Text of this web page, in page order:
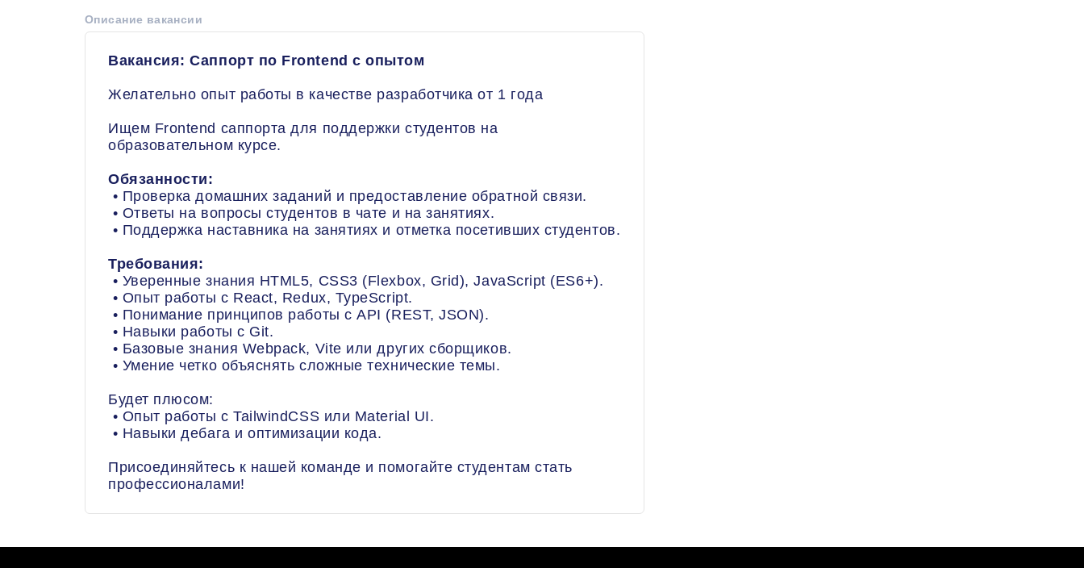
Описание вакансии
Вакансия: Саппорт по Frontend с опытом
Желательно опыт работы в качестве разработчика от 1 года
Ищем Frontend саппорта для поддержки студентов на
образовательном курсе.
Обязанности:
• Проверка домашних заданий и предоставление обратной связи.
• Ответы на вопросы студентов в чате и на занятиях.
• Поддержка наставника на занятиях и отметка посетивших студентов.
Требования:
• Уверенные знания HTML5, CSS3 (Flexbox, Grid), JavaScript (ES6+).
• Опыт работы с React, Redux, TypeScript.
• Понимание принципов работы с API (REST, JSON).
• Навыки работы с Git.
• Базовые знания Webpack, Vite или других сборщиков.
• Умение четко объяснять сложные технические темы.
Будет плюсом:
• Опыт работы с TailwindCSS или Material UI.
• Навыки дебага и оптимизации кода.
Присоединяйтесь к нашей команде и помогайте студентам стать
профессионалами!